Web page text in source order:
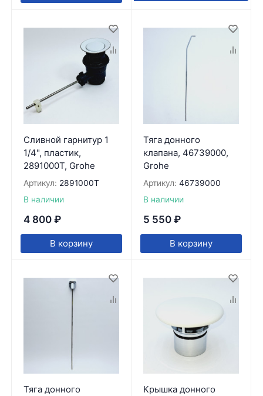
Сливной гарнитур 1
1/4", пластик,
2891000Т, Grohe
Артикул: 2891000Т
В наличии
4 800 ₽
В корзину
Тяга донного
клапана, 46739000,
Grohe
Артикул: 46739000
В наличии
5 550 ₽
В корзину
Тяга донного
Крышка донного